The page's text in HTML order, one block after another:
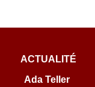
ACTUALITÉ
Ada Teller